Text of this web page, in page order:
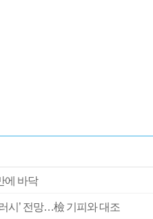
에 바닥
시’ 전망…檢 기피와 대조